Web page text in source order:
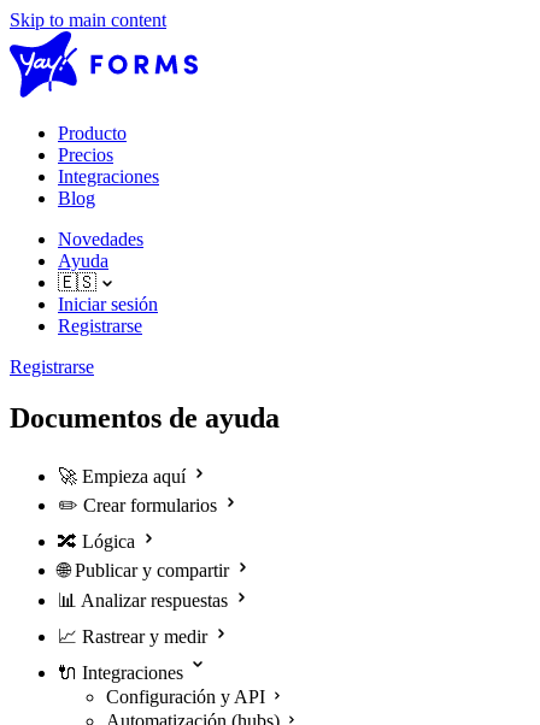
Skip to main content
Producto
Precios
Integraciones
Blog
Novedades
Ayuda
🇪🇸
Iniciar sesión
Registrarse
Registrarse
Documentos de ayuda
🚀 Empieza aquí
✏️ Crear formularios
🔀 Lógica
🌐 Publicar y compartir
📊 Analizar respuestas
📈 Rastrear y medir
🔌 Integraciones
Configuración y API
Automatización (hubs)